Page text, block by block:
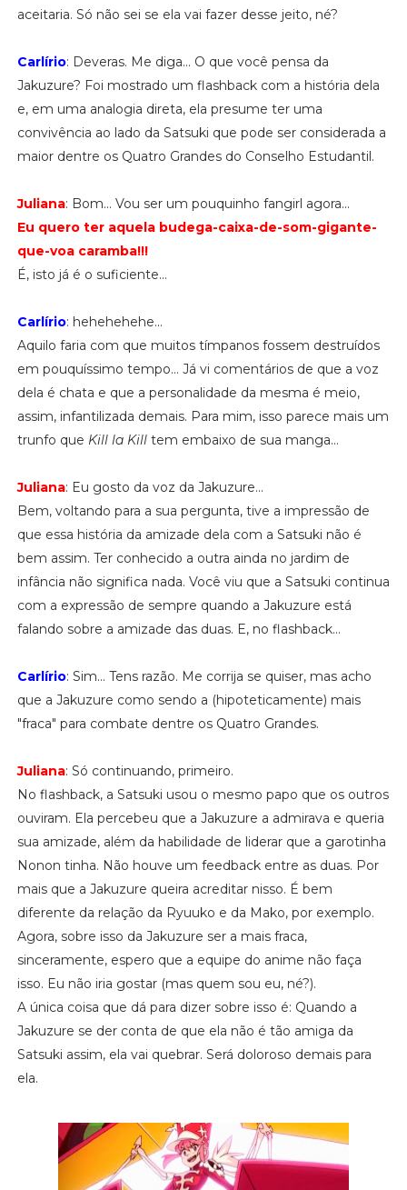
aceitaria. Só não sei se ela vai fazer desse jeito, né?
Carlírio: Deveras. Me diga... O que você pensa da
Jakuzure? Foi mostrado um flashback com a história dela
e, em uma analogia direta, ela presume ter uma
convivência ao lado da Satsuki que pode ser considerada a
maior dentre os Quatro Grandes do Conselho Estudantil.
Juliana: Bom... Vou ser um pouquinho fangirl agora...
Eu quero ter aquela budega-caixa-de-som-gigante-
que-voa caramba!!!
É, isto já é o suficiente...
Carlírio: hehehehehe...
Aquilo faria com que muitos tímpanos fossem destruídos
em pouquíssimo tempo... Já vi comentários de que a voz
dela é chata e que a personalidade da mesma é meio,
assim, infantilizada demais. Para mim, isso parece mais um
trunfo que Kill la Killtem embaixo de sua manga...
Juliana: Eu gosto da voz da Jakuzure...
Bem, voltando para a sua pergunta, tive a impressão de
que essa história da amizade dela com a Satsuki não é
bem assim. Ter conhecido a outra ainda no jardim de
infância não significa nada. Você viu que a Satsuki continua
com a expressão de sempre quando a Jakuzure está
falando sobre a amizade das duas. E, no flashback...
Carlírio: Sim... Tens razão. Me corrija se quiser, mas acho
que a Jakuzure como sendo a (hipoteticamente) mais
"fraca" para combate dentre os Quatro Grandes.
Juliana: Só continuando, primeiro.
No flashback, a Satsuki usou o mesmo papo que os outros
ouviram. Ela percebeu que a Jakuzure a admirava e queria
sua amizade, além da habilidade de liderar que a garotinha
Nonon tinha. Não houve um feedback entre as duas. Por
mais que a Jakuzure queira acreditar nisso. É bem
diferente da relação da Ryuuko e da Mako, por exemplo.
Agora, sobre isso da Jakuzure ser a mais fraca,
sinceramente, espero que a equipe do anime não faça
isso. Eu não iria gostar (mas quem sou eu, né?).
A única coisa que dá para dizer sobre isso é: Quando a
Jakuzure se der conta de que ela não é tão amiga da
Satsuki assim, ela vai quebrar. Será doloroso demais para
ela.